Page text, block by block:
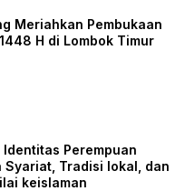
Meriahkan Pembukaan
H di Lombok Timur
Identitas Perempuan
Syariat, Tradisi lokal, dan
keislaman